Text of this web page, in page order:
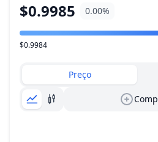
$0.9985 0.00%
Faixa de preço
$0.9984
Preço